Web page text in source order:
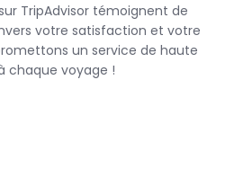
TripAdvisor témoignent de
votre satisfaction et votre
un service de haute
chaque voyage !